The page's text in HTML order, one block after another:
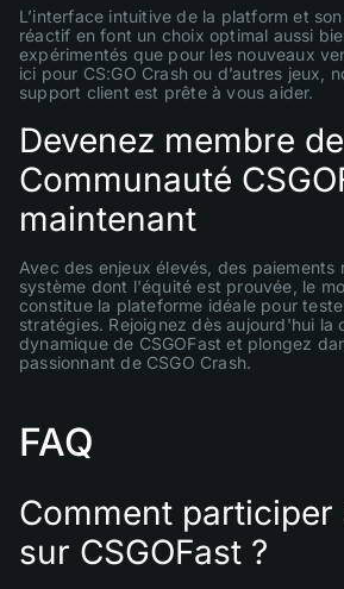
L’interface intuitive de la platform et
réactif en font un choix optimal aussi
expérimentés que pour les nouveaux
ici pour CS:GO Crash ou d’autres jeux,
support client est prête à vous aider.
Devenez membre
Communauté
maintenant
Avec des enjeux élevés, des paiements
système dont l'équité est prouvée, le
constitue la plateforme idéale pour
stratégies. Rejoignez dès aujourd'hui la
dynamique de CSGOFast et plongez
passionnant de CSGO Crash.
FAQ
Comment participer
sur CSGOFast ?